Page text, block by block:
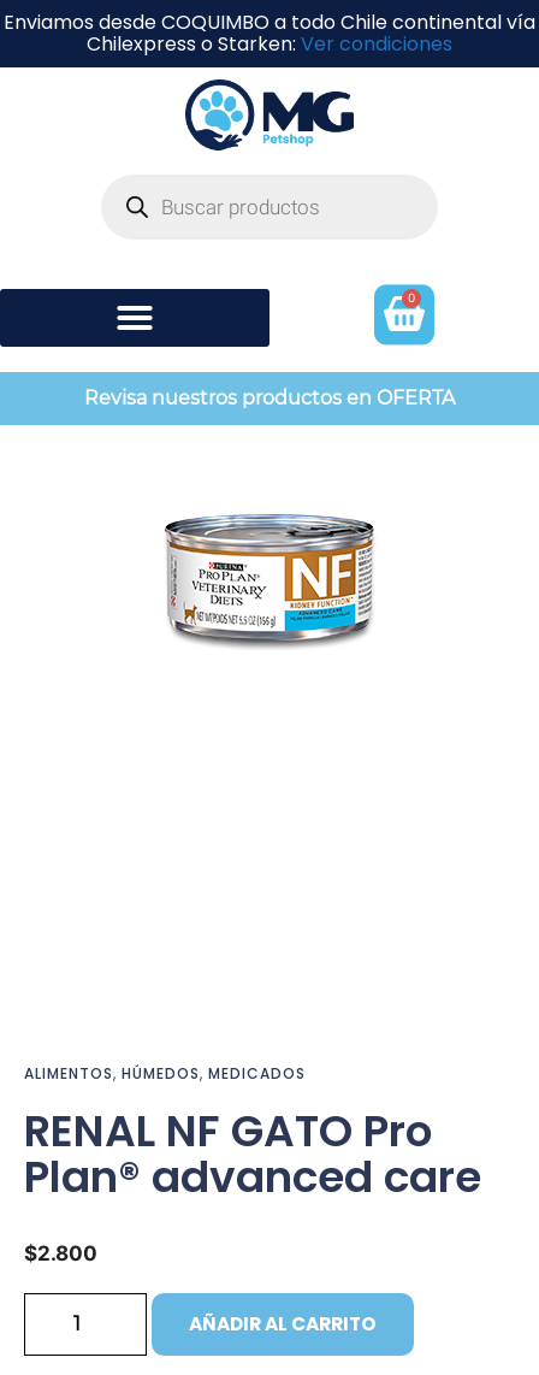
Enviamos desde COQUIMBO a todo Chile continental vía
Chilexpress o Starken: Ver condiciones
0
Revisa nuestros productos en OFERTA
ALIMENTOS, HÚMEDOS, MEDICADOS
RENAL NF GATO Pro
Plan® advanced care
$2.800
AÑADIR AL CARRITO